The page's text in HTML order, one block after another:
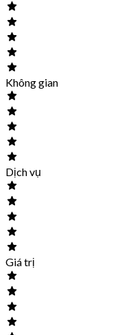
Không gian
Dịch vụ
Giá trị